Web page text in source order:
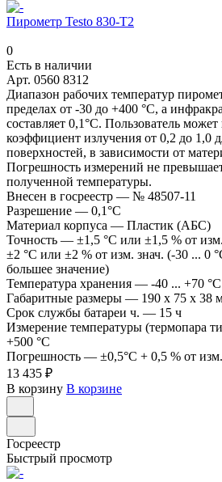
Пирометр Testo 830-T2
0
Есть в наличии
Арт. 0560 8312
Диапазон рабочих температур
пределах от -30 до +400 °С, а
составляет 0,1°С. Пользователь может
коэффициент излучения от 0,2 до 1,0
поверхностей, в зависимости от
Погрешность измерений не
полученной температуры.
Внесен в госреестр — № 48507-11
Разрешение — 0,1°C
Материал корпуса — Пластик (АБС)
Точность — ±1,5 °C или ±1,5 % от
±2 °C или ±2 % от изм. знач. (-30 ... 0
большее значение)
Температура хранения — -40 ... +70 °C
Габаритные размеры — 190 x 75 x 38
Срок службы батареи ч. — 15 ч
Измерение температуры (термопара
+500 °C
Погрешность — ±0,5°C + 0,5 % от
13 435 ₽
В корзину В корзине
Госреестр
Быстрый просмотр